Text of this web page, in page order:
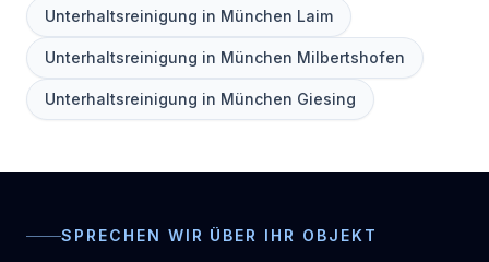
Unterhaltsreinigung in München Laim
Unterhaltsreinigung in München Milbertshofen
Unterhaltsreinigung in München Giesing
SPRECHEN WIR ÜBER IHR OBJEKT